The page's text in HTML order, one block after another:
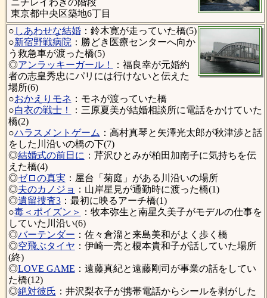
ニチレイわきの階段
東京都中央区築地6丁目
○ しあわせな結婚：鈴木寛が走っていた橋(5)
○新宿野戦病院 ：勝どき医療センターへ向か
う救急車が渡った橋(5)
◎アンラッキーガール！
：福良幸が元婚約
者の志皇秀忠にパリには行けないと伝えた
場所(6)
○おかえりモネ ：モネが渡っていた橋
○白衣の戦士！
：三原夏美が結婚相談所に電話をかけていた
橋(2)
○ハラスメントゲーム ：高村真琴と矢澤光太郎が秋津渉と話
をした川沿いの橋の下(7)
◎結婚式の前日に ：芹沢ひとみが柏田加南子に気持ちを伝
えた橋(4)
◎ゼロの真実 ：屋台「菊庭」がある川沿いの場所
◎夫のカノジョ ：山岸星見が通勤時に渡った橋(1)
◎遺留捜査3：最初に映るアーチ橋(1)
○毒＜ポイズン＞
：牧本弥生と南星久美子がモデルの仕事を
していた川沿い(6)
◎バーテンダー ：佐々倉溜と来島美和がよく歩く橋
◎空飛ぶタイヤ ：伊崎一亮と榎本貴和子が話していた場所
(終)
◎LOVE GAME ：遠藤真紀と遠藤剛司が事業の話をしてい
た橋(12)
◎絶対彼氏 ：井沢梨衣子が携帯電話からシールを剥がした